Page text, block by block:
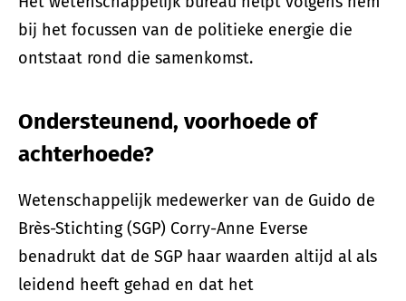
bij het focussen van de politieke energie die
ontstaat rond die samenkomst.
Ondersteunend, voorhoede of
achterhoede?
Wetenschappelijk medewerker van de Guido de
Brès-Stichting (SGP) Corry-Anne Everse
benadrukt dat de SGP haar waarden altijd al als
leidend heeft gehad en dat het